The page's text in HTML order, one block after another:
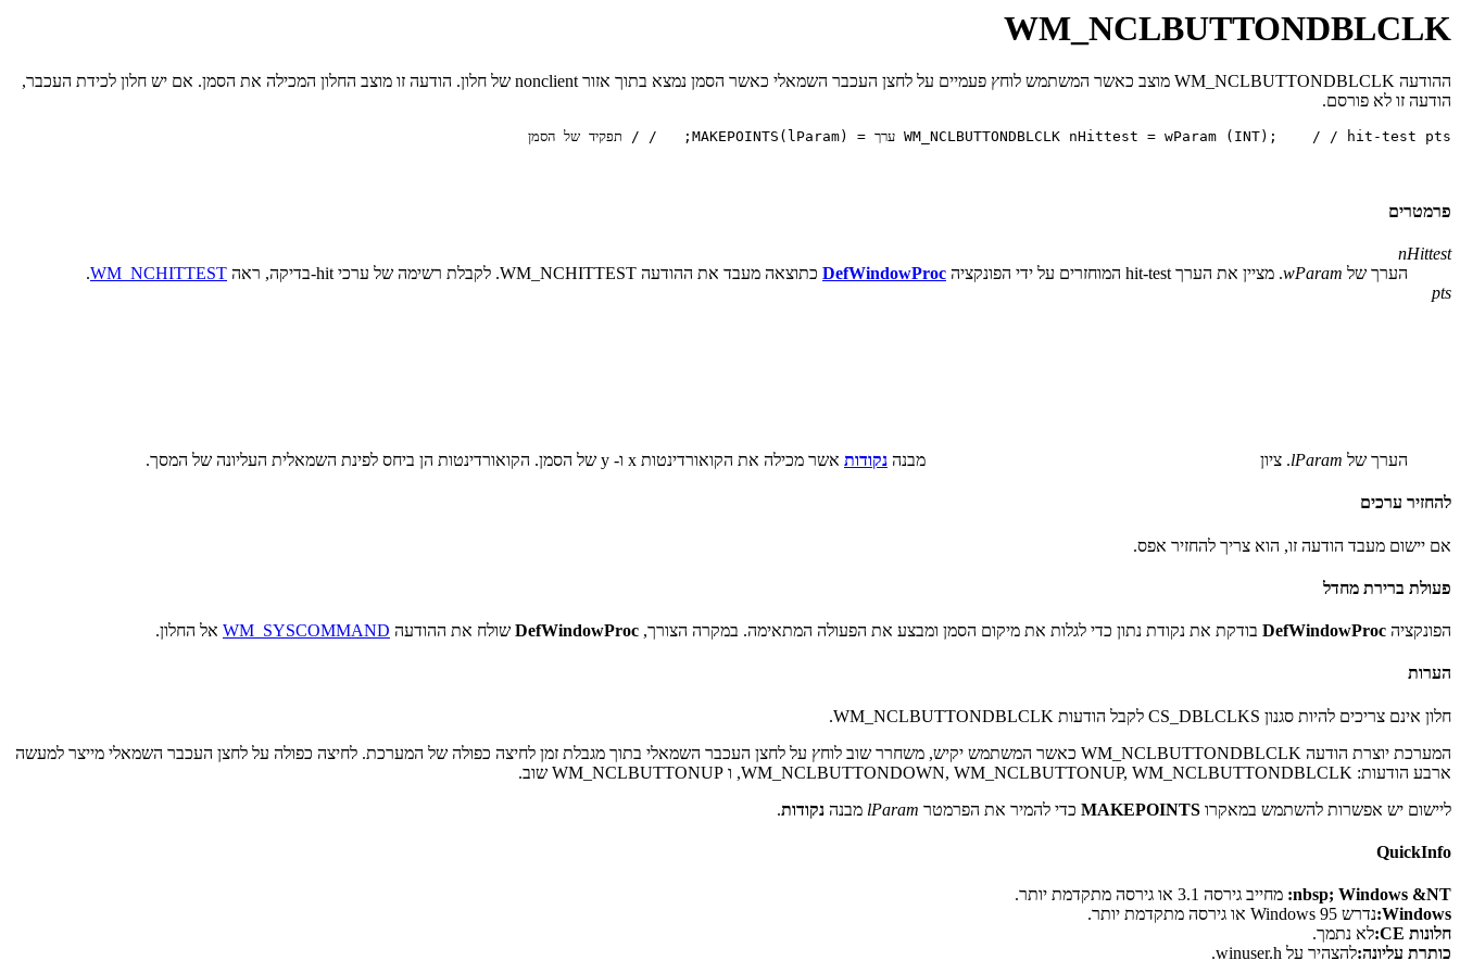
WM_NCLBUTTONDBLCLK
ההודעה WM_NCLBUTTONDBLCLK מוצב כאשר המשתמש לוחץ פעמיים על לחצן העכבר השמאלי כאשר הסמן נמצא בתוך אזור nonclient של חלון. הודעה זו מוצב החלון המכילה את הסמן. אם יש חלון לכידת העכבר,
הודעה זו לא פורסם.
פרמטרים
nHittest
הערך של wParam. מציין את הערך hit-test המוחזרים על ידי הפונקציה DefWindowProc כתוצאה מעבד את ההודעה WM_NCHITTEST. לקבלת רשימה של ערכי hit-בדיקה, ראה WM_NCHITTEST
.
pts
הערך של lParam. ציון מבנה נקודות אשר מכילה את הקואורדינטות x ו- y של הסמן. הקואורדינטות הן ביחס לפינת השמאלית העליונה של המסך.
להחזיר ערכים
אם יישום מעבד הודעה זו, הוא צריך להחזיר אפס.
פעולת ברירת מחדל
הפונקציה DefWindowProc בודקת את נקודת נתון כדי לגלות את מיקום הסמן ומבצע את הפעולה המתאימה. במקרה הצורך, DefWindowProc שולח את ההודעה WM_SYSCOMMAND אל החלון.
הערות
חלון אינם צריכים להיות סגנון CS_DBLCLKS לקבל הודעות WM_NCLBUTTONDBLCLK.
המערכת יוצרת הודעה WM_NCLBUTTONDBLCLK כאשר המשתמש יקיש, משחרר שוב לוחץ על לחצן העכבר השמאלי בתוך מגבלת זמן לחיצה כפולה של המערכת. לחיצה כפולה על לחצן העכבר השמאלי מייצר למעשה
ארבע הודעות: WM_NCLBUTTONDOWN, WM_NCLBUTTONUP, WM_NCLBUTTONDBLCLK, ו WM_NCLBUTTONUP שוב.
ליישום יש אפשרות להשתמש במאקרו MAKEPOINTS כדי להמיר את הפרמטר lParam מבנה נקודות.
QuickInfo
nbsp; Windows &NT: מחייב גירסה 3.1 או גירסה מתקדמת יותר.
Windows: נדרש Windows 95 או גירסה מתקדמת יותר.
חלונות CE:
לא נתמך.
כותרת עליונה:להצהיר על winuser.h.